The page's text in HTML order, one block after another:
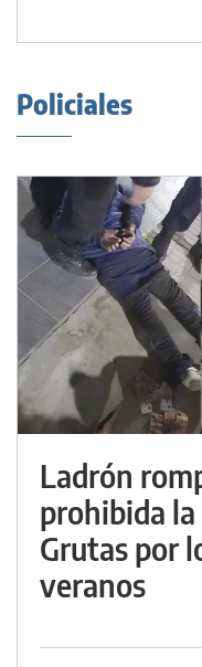
Policiales
Ladrón
prohibida
Grutas por
veranos